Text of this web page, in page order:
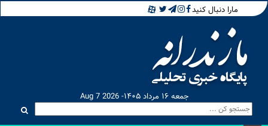
مارا دنبال کنید
جمعه ۱۶ مرداد ۱۴۰۵- Aug 7 2026